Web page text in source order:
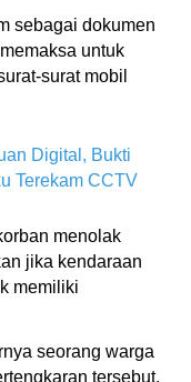
sebagai dokumen
untuk
surat mobil
Digital, Bukti
Terekam CCTV
menolak
jika kendaraan
memiliki
seorang warga
tersebut.